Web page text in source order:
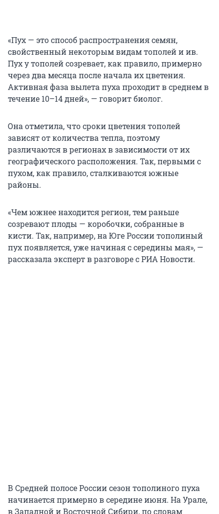
«Пух — это способ распространения семян,
свойственный некоторым видам тополей и ив.
Пух у тополей созревает, как правило, примерно
через два месяца после начала их цветения.
Активная фаза вылета пуха проходит в среднем в
течение 10–14 дней», — говорит биолог.
Она отметила, что сроки цветения тополей
зависят от количества тепла, поэтому
различаются в регионах в зависимости от их
географического расположения. Так, первыми с
пухом, как правило, сталкиваются южные
районы.
«Чем южнее находится регион, тем раньше
созревают плоды — коробочки, собранные в
кисти. Так, например, на Юге России тополиный
пух появляется, уже начиная с середины мая», —
рассказала эксперт в разговоре с РИА Новости.
В Средней полосе России сезон тополиного пуха
начинается примерно в середине июня. На Урале,
в Западной и Восточной Сибири, по словам